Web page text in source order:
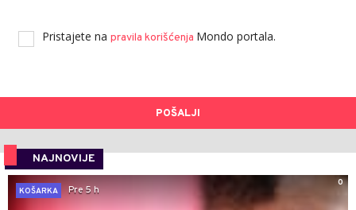
Pristajete na pravila korišćenja Mondo portala.
POŠALJI
NAJNOVIJE
0
KOŠARKA
Pre 5 h